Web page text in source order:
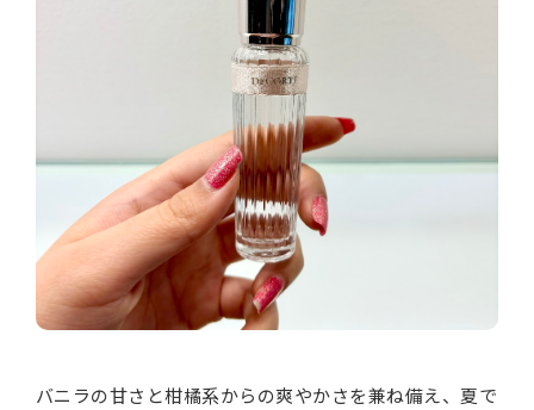
バニラの甘さと柑橘系からの爽やかさを兼ね備え、夏で